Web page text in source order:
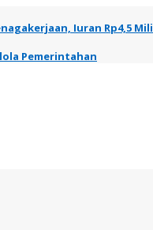
Iuran Rp4,5
Pemerintahan